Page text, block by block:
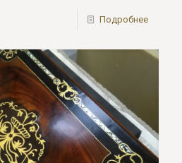
Подробнее